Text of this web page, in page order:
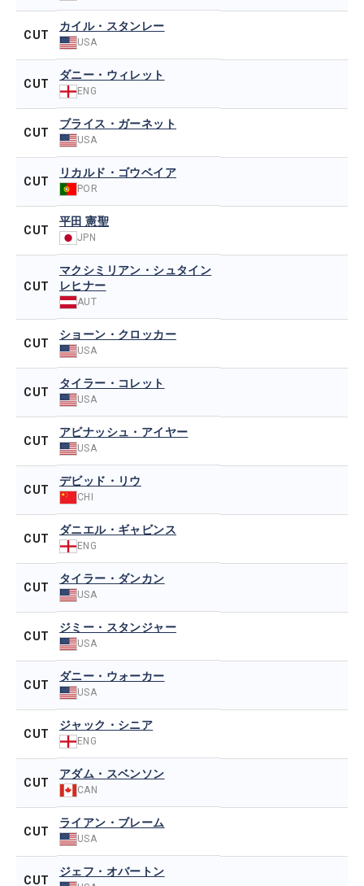
CUT
カイル・スタンレー
USA
CUT
ダニー・ウィレット
ENG
CUT
ブライス・ガーネット
USA
CUT
リカルド・ゴウベイア
POR
CUT
平田 憲聖
JPN
CUT
マクシミリアン・シュタイン
レヒナー
AUT
CUT
ショーン・クロッカー
USA
CUT
タイラー・コレット
USA
CUT
アビナッシュ・アイヤー
USA
CUT
デビッド・リウ
CHI
CUT
ダニエル・ギャビンス
ENG
CUT
タイラー・ダンカン
USA
CUT
ジミー・スタンジャー
USA
CUT
ダニー・ウォーカー
USA
CUT
ジャック・シニア
ENG
CUT
アダム・スベンソン
CAN
CUT
ライアン・ブレーム
USA
CUT
ジェフ・オバートン